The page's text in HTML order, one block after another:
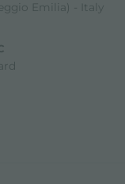
Emilia) - Italy